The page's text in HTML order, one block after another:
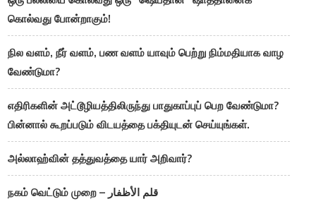
கொல்வது போன்றாகும்!
நில வளம், நீர் வளம், பண வளம் யாவும் பெற்று நிம்மதியாக வாழ
வேண்டுமா?
எதிரிகளின் அட்டூழியத்திலிருந்து பாதுகாப்புப் பெற வேண்டுமா?
பின்னால் கூறப்படும் விடயத்தை பக்தியுடன் செய்யுங்கள்.
அல்லாஹ்வின் தத்துவத்தை யார் அறிவார்?
நகம் வெட்டும் முறை – قلم الأظفار